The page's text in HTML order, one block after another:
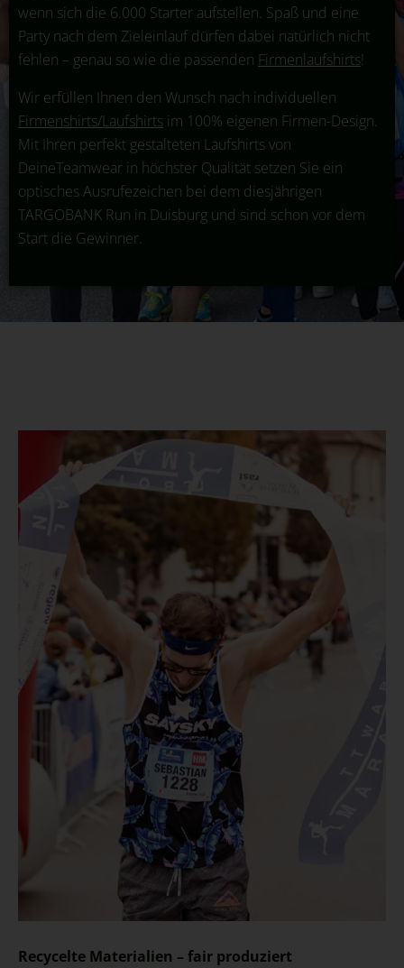
wenn sich die 6.000 Starter aufstellen. Spaß und eine
Party nach dem Zieleinlauf dürfen dabei natürlich nicht
fehlen – genau so wie die passenden Firmenlaufshirts!
Wir erfüllen Ihnen den Wunsch nach individuellen
Firmenshirts/Laufshirts im 100% eigenen Firmen-Design.
Mit Ihren perfekt gestalteten Laufshirts von
DeineTeamwear in höchster Qualität setzen Sie ein
optisches Ausrufezeichen bei dem diesjährigen
TARGOBANK Run in Duisburg und sind schon vor dem
Start die Gewinner.
Recycelte Materialien – fair produziert